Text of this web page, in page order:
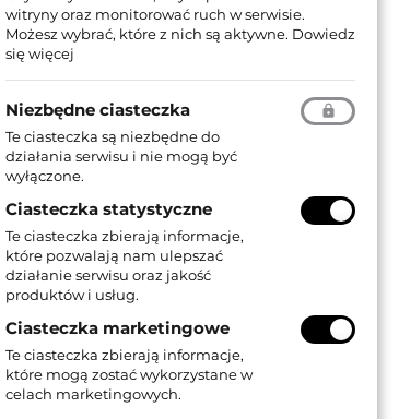
witryny oraz monitorować ruch w serwisie.
Możesz wybrać, które z nich są aktywne. Dowiedz
się więcej
Niezbędne ciasteczka
Te ciasteczka są niezbędne do
działania serwisu i nie mogą być
wyłączone.
Ciasteczka statystyczne
Te ciasteczka zbierają informacje,
które pozwalają nam ulepszać
działanie serwisu oraz jakość
produktów i usług.
Ciasteczka marketingowe
Te ciasteczka zbierają informacje,
które mogą zostać wykorzystane w
celach marketingowych.